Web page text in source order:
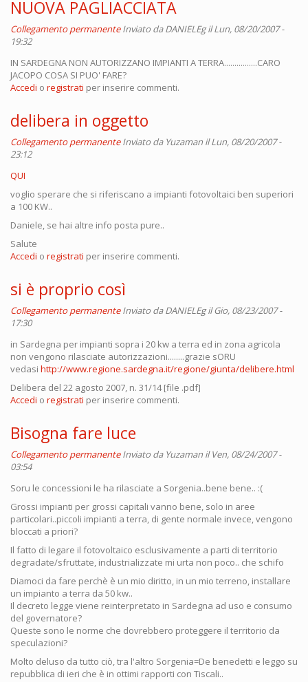
NUOVA PAGLIACCIATA
Collegamento permanente Inviato daDANIELEgil Lun, 08/20/2007 -
19:32
IN SARDEGNA NON AUTORIZZANO IMPIANTI A TERRA................CARO
JACOPO COSA SI PUO' FARE?
Accedi o registrati per inserire commenti.
delibera in oggetto
Collegamento permanente Inviato da Yuzaman il Lun, 08/20/2007 -
23:12
QUI
voglio sperare che si riferiscano a impianti fotovoltaici ben superiori
a 100 KW..
Daniele, se hai altre info posta pure..
Salute
Accedi o registrati per inserire commenti.
si è proprio così
Collegamento permanente Inviato daDANIELEgil Gio, 08/23/2007 -
17:30
in Sardegna per impianti sopra i 20 kw a terra ed in zona agricola
non vengono rilasciate autorizzazioni........grazie sORU
vedasi http://www.regione.sardegna.it/regione/giunta/delibere.html
Delibera del 22 agosto 2007, n. 31/14 [file .pdf]
Accedi o registrati per inserire commenti.
Bisogna fare luce
Collegamento permanente Inviato da Yuzaman il Ven, 08/24/2007 -
03:54
Soru le concessioni le ha rilasciate a Sorgenia..bene bene.. :(
Grossi impianti per grossi capitali vanno bene, solo in aree
particolari..piccoli impianti a terra, di gente normale invece, vengono
bloccati a priori?
Il fatto di legare il fotovoltaico esclusivamente a parti di territorio
degradate/sfruttate, industrializzate mi urta non poco.. che schifo
Diamoci da fare perchè è un mio diritto, in un mio terreno, installare
un impianto a terra da 50 kw..
Il decreto legge viene reinterpretato in Sardegna ad uso e consumo
del governatore?
Queste sono le norme che dovrebbero proteggere il territorio da
speculazioni?
Molto deluso da tutto ciò, tra l'altro Sorgenia=De benedetti e leggo su
repubblica di ieri che è in ottimi rapporti con Tiscali..